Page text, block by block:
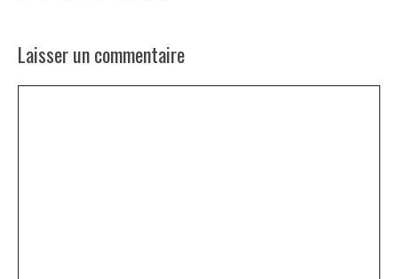
Laisser un commentaire